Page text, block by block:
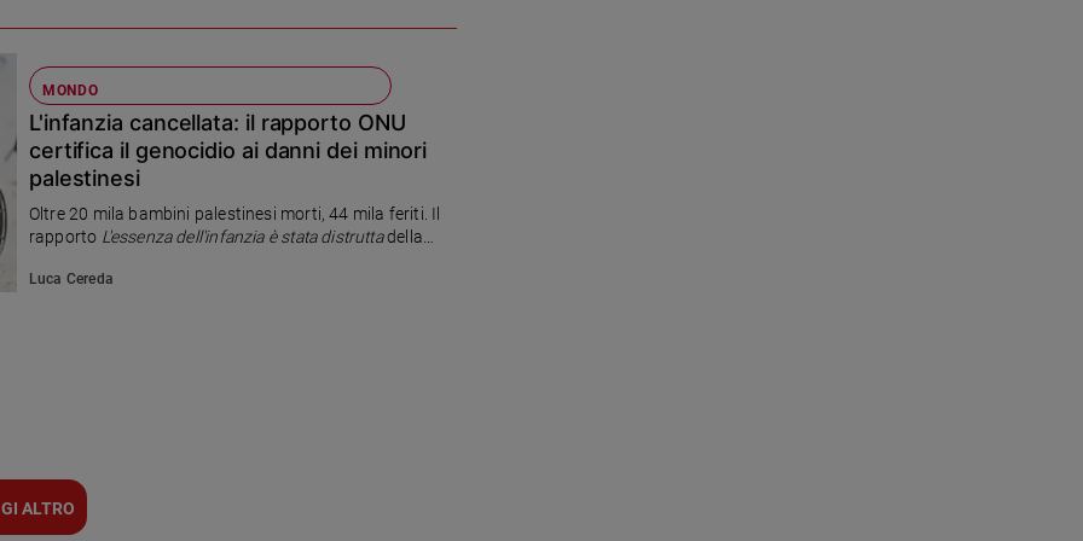
MONDO
L'infanzia cancellata: il rapporto ONU
certifica il genocidio ai danni dei minori
palestinesi
Oltre 20 mila bambini palestinesi morti, 44 mila feriti. Il
rapporto L'essenza dell'infanzia è stata distruttadella
sistematico. Deliberati attacchi a ospedali e scuole,
Luca Cereda
ALTRO